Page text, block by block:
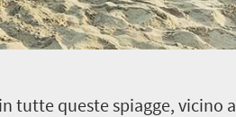
tutte queste spiagge, vicino